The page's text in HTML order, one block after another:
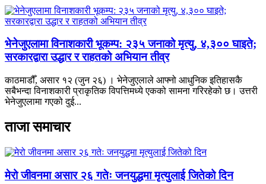
भेनेजुएलामा विनाशकारी भूकम्प: २३५ जनाको मृत्यु, ४,३०० घाइते;
सरकारद्वारा उद्धार र राहतको अभियान तीव्र
काठमाडौँ, असार १२ (जुन २६) । भेनेजुएलाले आफ्नो आधुनिक इतिहासकै
सबैभन्दा विनाशकारी प्राकृतिक विपत्तिमध्ये एकको सामना गरिरहेको छ। उत्तरी
भेनेजुएलामा गएको दुई...
ताजा समाचार
मेरो जीवनमा असार २६ गतेः जनयुद्धमा मृत्युलाई जितेको दिन